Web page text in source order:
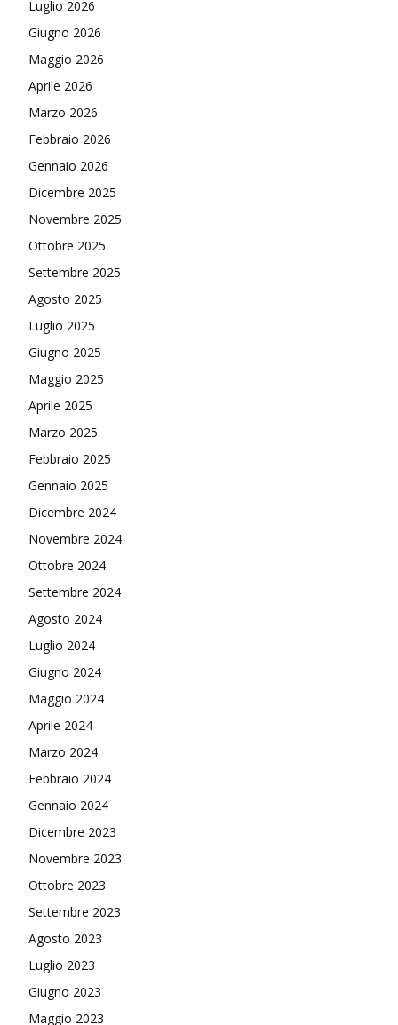
Luglio 2026
Giugno 2026
Maggio 2026
Aprile 2026
Marzo 2026
Febbraio 2026
Gennaio 2026
Dicembre 2025
Novembre 2025
Ottobre 2025
Settembre 2025
Agosto 2025
Luglio 2025
Giugno 2025
Maggio 2025
Aprile 2025
Marzo 2025
Febbraio 2025
Gennaio 2025
Dicembre 2024
Novembre 2024
Ottobre 2024
Settembre 2024
Agosto 2024
Luglio 2024
Giugno 2024
Maggio 2024
Aprile 2024
Marzo 2024
Febbraio 2024
Gennaio 2024
Dicembre 2023
Novembre 2023
Ottobre 2023
Settembre 2023
Agosto 2023
Luglio 2023
Giugno 2023
Maggio 2023